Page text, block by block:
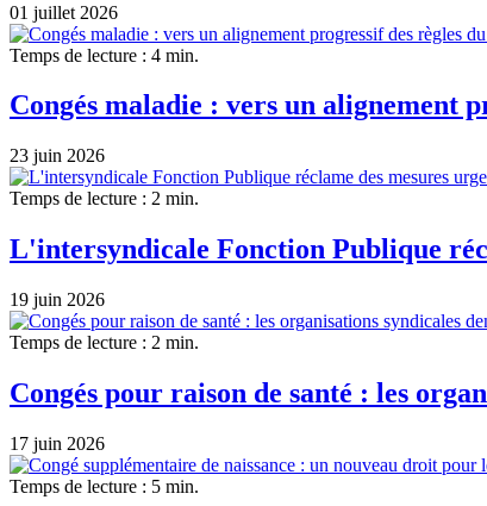
01 juillet 2026
Temps de lecture : 4 min.
Congés maladie : vers un alignement
23 juin 2026
Temps de lecture : 2 min.
L'intersyndicale Fonction Publique
19 juin 2026
Temps de lecture : 2 min.
Congés pour raison de santé : les
17 juin 2026
Temps de lecture : 5 min.